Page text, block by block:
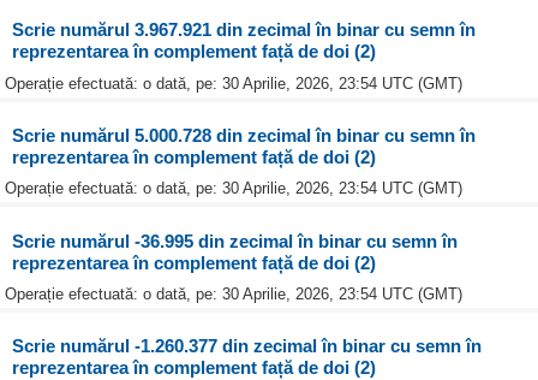
Scrie numărul 3.967.921 din zecimal în binar cu semn în
reprezentarea în complement față de doi (2)
Operație efectuată: o dată, pe: 30 Aprilie, 2026, 23:54 UTC (GMT)
Scrie numărul 5.000.728 din zecimal în binar cu semn în
reprezentarea în complement față de doi (2)
Operație efectuată: o dată, pe: 30 Aprilie, 2026, 23:54 UTC (GMT)
Scrie numărul -36.995 din zecimal în binar cu semn în
reprezentarea în complement față de doi (2)
Operație efectuată: o dată, pe: 30 Aprilie, 2026, 23:54 UTC (GMT)
Scrie numărul -1.260.377 din zecimal în binar cu semn în
reprezentarea în complement față de doi (2)